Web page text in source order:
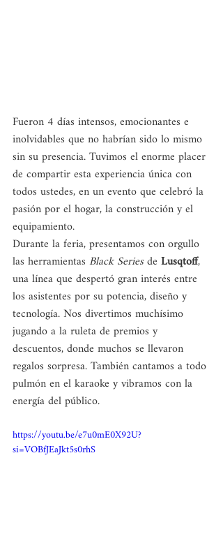
Fueron 4 días intensos, emocionantes e
inolvidables que no habrían sido lo mismo
sin su presencia. Tuvimos el enorme placer
de compartir esta experiencia única con
todos ustedes, en un evento que celebró la
pasión por el hogar, la construcción y el
equipamiento.
Durante la feria, presentamos con orgullo
las herramientas Black Series de Lusqtoff,
una línea que despertó gran interés entre
los asistentes por su potencia, diseño y
tecnología. Nos divertimos muchísimo
jugando a la ruleta de premios y
descuentos, donde muchos se llevaron
regalos sorpresa. También cantamos a todo
pulmón en el karaoke y vibramos con la
energía del público.
https://youtu.be/e7u0mE0X92U?
si=VOBfJEaJkt5s0rhS